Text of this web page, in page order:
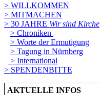
> WILLKOMMEN
> MITMACHEN
> 30 JAHRE Wir sind Kirche
> Chroniken
> Worte der Ermutigung
> Tagung in Nürnberg
> International
> SPENDENBITTE
AKTUELLE INFOS